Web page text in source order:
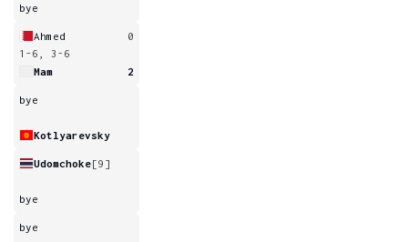
bye
Ahmed
0
1-6, 3-6
Mam
2
bye
Kotlyarevsky
Udomchoke[9]
bye
bye